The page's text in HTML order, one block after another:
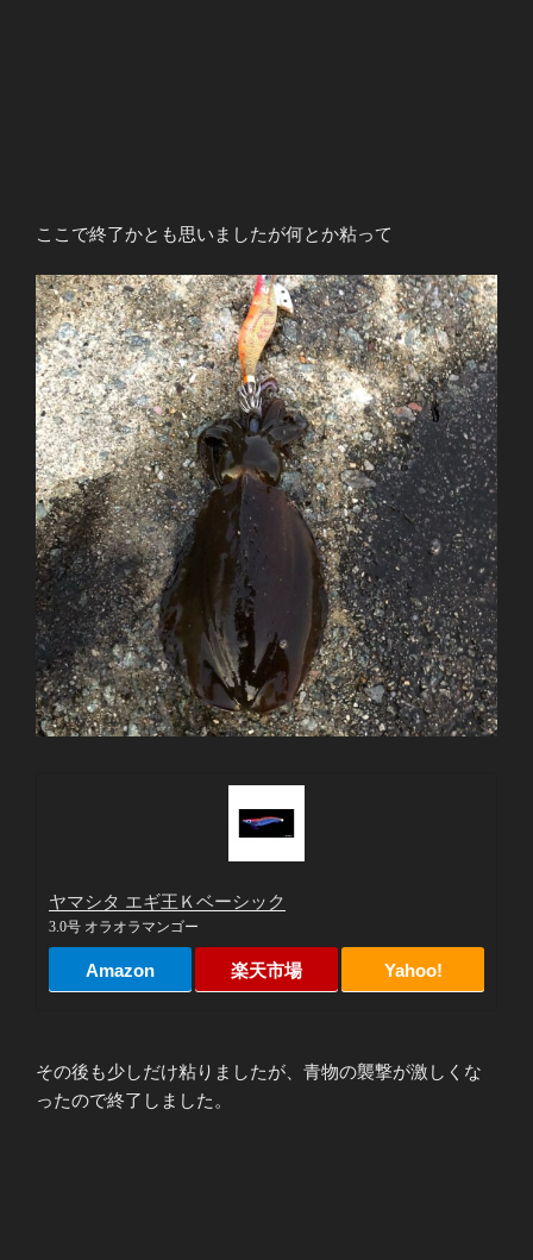
ここで終了かとも思いましたが何とか粘って
ヤマシタ エギ王Ｋベーシック
3.0号 オラオラマンゴー
Amazon 楽天市場 Yahoo!
その後も少しだけ粘りましたが、青物の襲撃が激しくな
ったので終了しました。